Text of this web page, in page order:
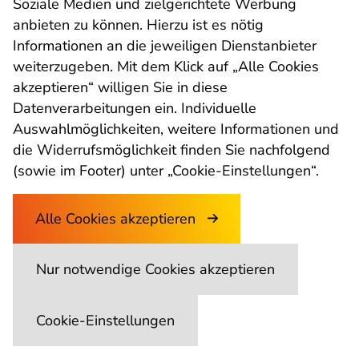
GmbH
Palais Kottulinsky, Beethovenstraße 9, 8010 Graz
Opening hours: Monday - Friday:
9.00 a.m. - 3.00 p.m.
Site Notice
Go to overview of page
Soziale Medien und zielgerichtete Werbung
anbieten zu können. Hierzu ist es nötig
Informationen an die jeweiligen Dienstanbieter
weiterzugeben. Mit dem Klick auf „Alle Cookies
akzeptieren“ willigen Sie in diese
Datenverarbeitungen ein. Individuelle
Auswahlmöglichkeiten, weitere Informationen und
die Widerrufsmöglichkeit finden Sie nachfolgend
(sowie im Footer) unter „Cookie-Einstellungen“.
Alle Cookies akzeptieren
Nur notwendige Cookies akzeptieren
Cookie-Einstellungen
Go to overview of page